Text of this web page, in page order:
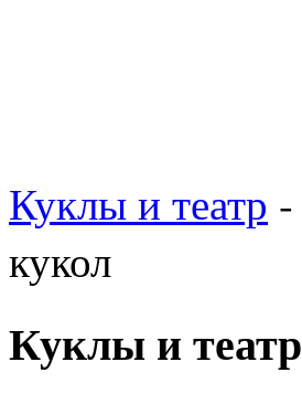
Куклы и театр -
кукол
Куклы и театр